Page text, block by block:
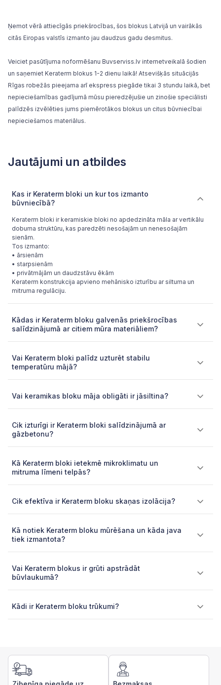
Ņemot vērā attiecīgās priekšrocības, šos blokus Latvijā un vairākās
citās Eiropas valstīs izmanto jau daudzus gadu desmitus.
Veiciet pasūtījuma noformēšanu Buvserviss.lv internetveikalā šodien
un saņemiet Keraterm blokus 1-2 dienu laikā! Atsevišķās situācijās
Rīgas robežās pieejama arī ekspress piegāde tikai 3 stundu laikā, bet
nepieciešamības gadījumā mūsu pieredzējušie un zinošie speciālisti
palīdzēs izvēlēties jums piemērotākos blokus un citus būvniecībai
nepieciešamos materiālus.
Jautājumi un atbildes
Kas ir Keraterm bloki un kur tos izmanto
būvniecībā?
Keraterm bloki ir keramiskie bloki no apdedzināta māla ar vertikālu
dobuma struktūru, kas paredzēti nesošajām un nenesošajām
sienām.
Tos izmanto:
• ārsienām
• starpsienām
• privātmājām un daudzstāvu ēkām
Keraterm konstrukcija apvieno mehānisko izturību ar siltuma un
mitruma regulāciju.
Kādas ir Keraterm bloku galvenās priekšrocības
salīdzinājumā ar citiem mūra materiāliem?
Vai Keraterm bloki palīdz uzturēt stabilu
temperatūru mājā?
Vai keramikas bloku māja obligāti ir jāsiltina?
Cik izturīgi ir Keraterm bloki salīdzinājumā ar
gāzbetonu?
Kā Keraterm bloki ietekmē mikroklimatu un
mitruma līmeni telpās?
Cik efektīva ir Keraterm bloku skaņas izolācija?
Kā notiek Keraterm bloku mūrēšana un kāda java
tiek izmantota?
Vai Keraterm blokus ir grūti apstrādāt
būvlaukumā?
Kādi ir Keraterm bloku trūkumi?